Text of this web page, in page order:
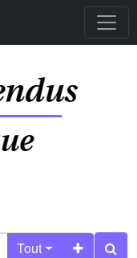
Tout